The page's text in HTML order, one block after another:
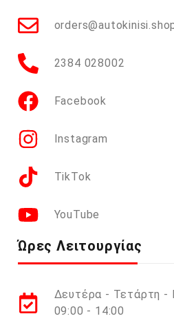
2384 028002
Facebook
Instagram
TikTok
YouTube
Ώρες Λειτουργίας
Δευτέρα - Τετάρτη -
09:00 - 14:00